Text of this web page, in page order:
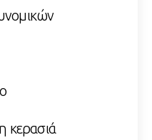
κερασιά